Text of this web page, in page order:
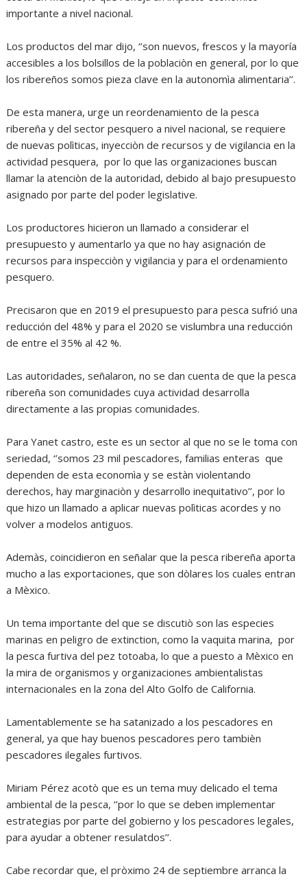
importante a nivel nacional.
Los productos del mar dijo, ‘’son nuevos, frescos y la mayoría
accesibles a los bolsillos de la poblaciòn en general, por lo que
los ribereños somos pieza clave en la autonomìa alimentaria’’.
De esta manera, urge un reordenamiento de la pesca
ribereña y del sector pesquero a nivel nacional, se requiere
de nuevas polìticas, inyecciòn de recursos y de vigilancia en la
actividad pesquera, por lo que las organizaciones buscan
llamar la atenciòn de la autoridad, debido al bajo presupuesto
asignado por parte del poder legislative.
Los productores hicieron un llamado a considerar el
presupuesto y aumentarlo ya que no hay asignación de
recursos para inspecciòn y vigilancia y para el ordenamiento
pesquero.
Precisaron que en 2019 el presupuesto para pesca sufrió una
reducción del 48% y para el 2020 se vislumbra una reducción
de entre el 35% al 42 %.
Las autoridades, señalaron, no se dan cuenta de que la pesca
ribereña son comunidades cuya actividad desarrolla
directamente a las propias comunidades.
Para Yanet castro, este es un sector al que no se le toma con
seriedad, ‘’somos 23 mil pescadores, familias enteras que
dependen de esta economìa y se estàn violentando
derechos, hay marginaciòn y desarrollo inequitativo’’, por lo
que hizo un llamado a aplicar nuevas polìticas acordes y no
volver a modelos antiguos.
Ademàs, coincidieron en señalar que la pesca ribereña aporta
mucho a las exportaciones, que son dòlares los cuales entran
a Mèxico.
Un tema importante del que se discutiò son las especies
marinas en peligro de extinction, como la vaquita marina, por
la pesca furtiva del pez totoaba, lo que a puesto a Mèxico en
la mira de organismos y organizaciones ambientalistas
internacionales en la zona del Alto Golfo de California.
Lamentablemente se ha satanizado a los pescadores en
general, ya que hay buenos pescadores pero tambièn
pescadores ilegales furtivos.
Miriam Pérez acotò que es un tema muy delicado el tema
ambiental de la pesca, ‘’por lo que se deben implementar
estrategias por parte del gobierno y los pescadores legales,
para ayudar a obtener resulatdos’’.
Cabe recordar que, el pròximo 24 de septiembre arranca la